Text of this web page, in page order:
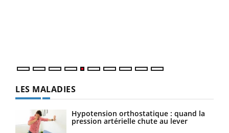
LES MALADIES
Hypotension orthostatique : quand la
pression artérielle chute au lever